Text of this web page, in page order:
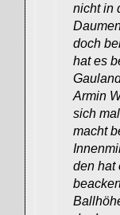
nicht in
doch
hat es
Armin
sich
macht
den hat